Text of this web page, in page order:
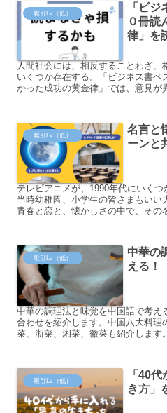
駆引Lv（低）
「ビ
０冊読
律」を
人間社会には、相反することわざ
いくつか存在する。「ビジネス書ベ
かった成功の黄金律」では、意見が
駆引Lv（低）
名言と
ーンと
テレビアニメが、1990年代にいくつ
当時幼稚園、小学生の皆さまもいい
青春と恋と、懐かしさの中で、その
駆引Lv（低）
中華の
える！
中華の調理法と味覚を中国語で考え
合わせを紹介します。中国八大料理
菜、浙菜、湘菜、徽菜も紹介します。
駆引Lv（低）
「40
き方」